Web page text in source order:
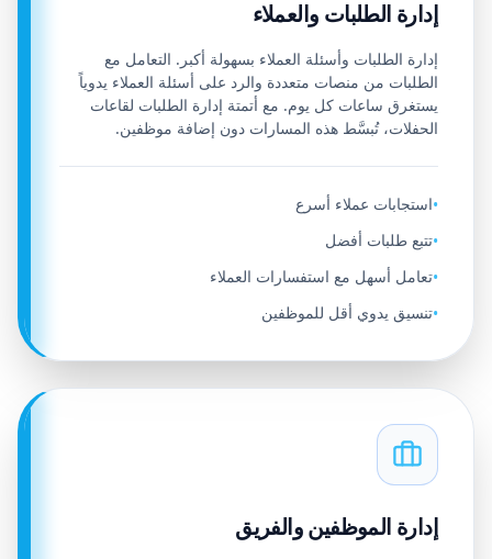
إدارة الطلبات والعملاء
إدارة الطلبات وأسئلة العملاء بسهولة أكبر. التعامل مع
الطلبات من منصات متعددة والرد على أسئلة العملاء يدوياً
يستغرق ساعات كل يوم. مع أتمتة إدارة الطلبات لقاعات
الحفلات، تُبسَّط هذه المسارات دون إضافة موظفين.
•استجابات عملاء أسرع
•تتبع طلبات أفضل
•تعامل أسهل مع استفسارات العملاء
•تنسيق يدوي أقل للموظفين
إدارة الموظفين والفريق